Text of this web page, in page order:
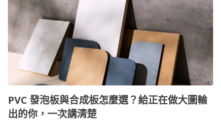
PVC 發泡板與合成板怎麼選？給正在做大圖輸
出的你，一次講清楚